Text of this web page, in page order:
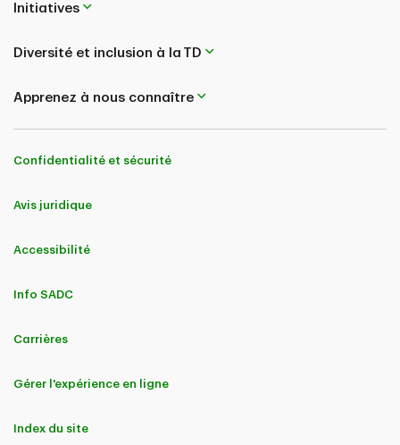
Initiatives
Diversité et inclusion à la TD
Apprenez à nous connaître
Confidentialité et sécurité
Avis juridique
Accessibilité
Info SADC
Carrières
Gérer l'expérience en ligne
Index du site